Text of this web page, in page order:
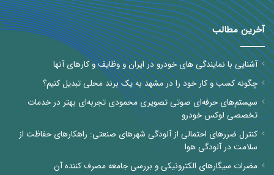
آخرین مطالب
آشنایی با نمایندگی های خودرو در ایران و وظایف و کارهای آنها
چگونه کسب و کار خود را در مشهد به یک برند محلی تبدیل کنیم؟
سیستم‌های حرفه‌ای صوتی تصویری محمودی تجربه‌ای بهتر در خدمات
تخصصی لوکس خودرو
کنترل ضررهای احتمالی از آلودگی شهرهای صنعتی: راهکارهای حفاظت از
سلامت در آلودگی هوا
مضرات سیگارهای الکترونیکی و بررسی جامعه مصرف کننده آن